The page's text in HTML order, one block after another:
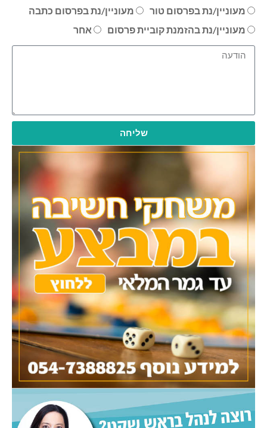
מעוניין/נת בפרסום טור
מעוניין/נת בפרסום כתבה
מעוניין/נת בהזמנת קוביית פרסום
אחר
שליחה